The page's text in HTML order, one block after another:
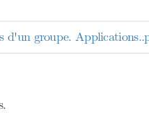
d'un groupe.